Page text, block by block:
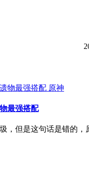
原神
最强搭配
，但是这句话是错的